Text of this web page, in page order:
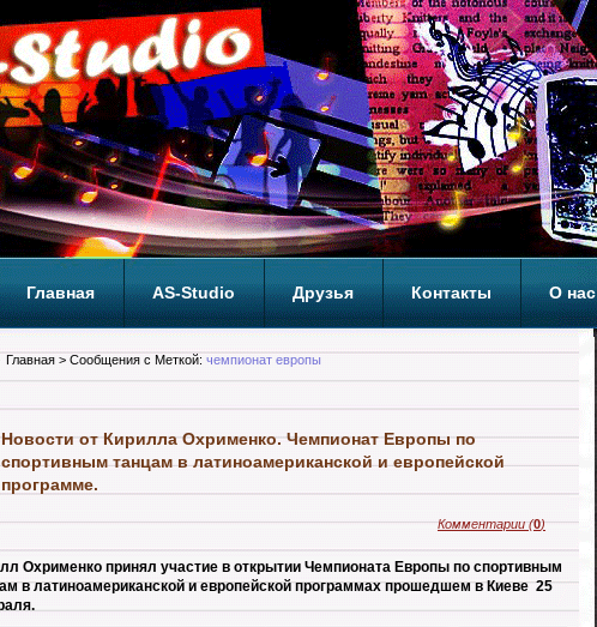
Главная AS-Studio Друзья Контакты О нас
Теги ТОП
Главная > Сообщения с Меткой: чемпионат европы
Новости от Кирилла Охрименко. Чемпионат Европы по
спортивным танцам в латиноамериканской и европейской
программе.
Комментарии (0)
Охрименко принял участие в открытии Чемпионата Европы по спортивным
в латиноамериканской и европейской программах прошедшем в Киеве 25